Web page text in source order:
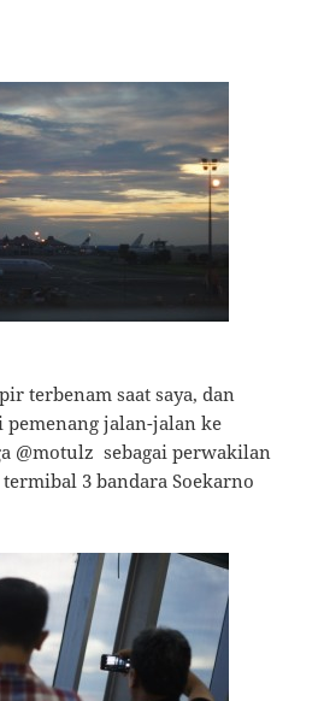
terbenam saat saya, dan
pemenang jalan-jalan ke
@motulz sebagai perwakilan
3 bandara Soekarno